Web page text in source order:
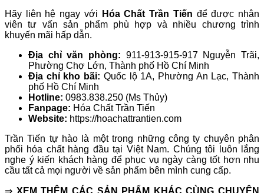
Hãy liên hệ ngay với
Hóa Chất Trần Tiến để được nhân
viên tư vấn sản phẩm phù hợp và nhiều chương trình
khuyến mãi hấp dẫn.
Địa chỉ văn phòng: 911-913-915-917 Nguyễn Trãi,
Phường Chợ Lớn, Thành phố Hồ Chí Minh
Địa chỉ kho bãi: Quốc lộ 1A, Phường An Lạc, Thành
phố Hồ Chí Minh
Hotline: 0983.838.250 (Ms Thủy)
Fanpage: Hóa Chất Trần Tiến
Website: https://hoachattrantien.com
Trần Tiến tự hào là một trong những công ty chuyên phân
phối hóa chất hàng đầu tại Việt Nam. Chúng tôi luôn lắng
nghe ý kiến khách hàng để phục vụ ngày càng tốt hơn nhu
cầu tất cả mọi người về sản phẩm bên mình cung cấp.